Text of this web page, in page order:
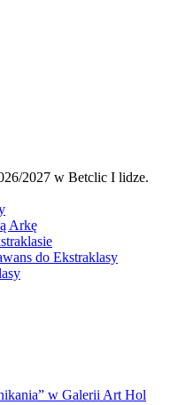
2027 w Betclic I lidze.
Arkę
do Ekstraklasy